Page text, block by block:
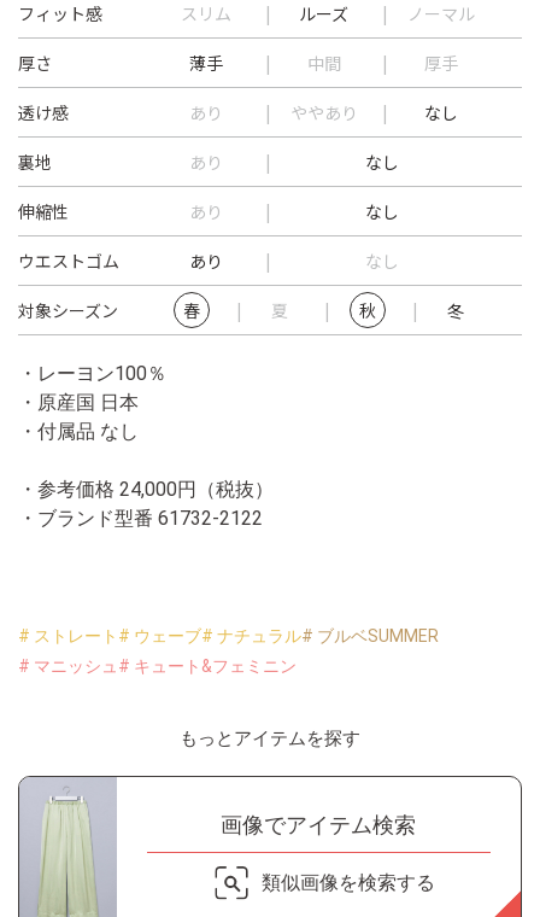
フィット感 スリム ルーズ ノーマル
厚さ 薄手 中間 厚手
透け感 あり ややあり なし
裏地 あり なし
伸縮性 あり なし
ウエストゴム あり なし
対象シーズン 春 夏 秋 冬
・レーヨン100％
・原産国 日本
・付属品 なし
・参考価格 24,000円（税抜）
・ブランド型番 61732-2122
# ストレート # ウェーブ# ナチュラル# ブルベSUMMER
# マニッシュ# キュート&フェミニン
もっとアイテムを探す
画像でアイテム検索
類似画像を検索する